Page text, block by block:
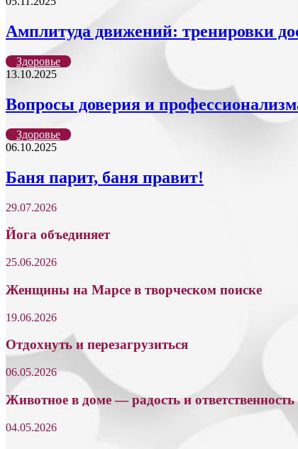
Амплитуда движений: тренировки
Здоровье
13.10.2025
Вопросы доверия и
Здоровье
06.10.2025
Баня парит, баня правит!
29.07.2026
Йога объединяет
25.06.2026
Женщины на Марсе в творческом поиске
19.06.2026
Отдохнуть и перезагрузиться
06.05.2026
Животное в доме — радость и ответственность
04.05.2026